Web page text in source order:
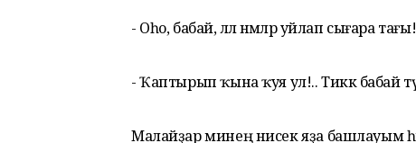
- Оһо, бабай, әллә нәмәләр уйлап сығара тағы!
- Ҡаптырып ҡына ҡуя ул!.. Тиккә бабай
Малайҙар минең нисек яҙа башлауым